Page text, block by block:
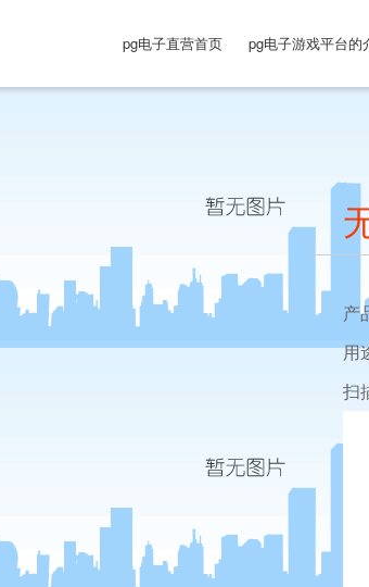
pg电子直营首页 pg电子游戏平台的
产
用
扫